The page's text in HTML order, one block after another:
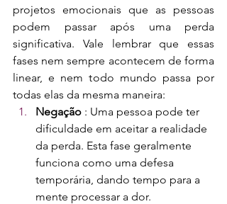
projetos emocionais que as pessoas
podem passar após uma perda
significativa. Vale lembrar que essas
fases nem sempre acontecem de forma
linear, e nem todo mundo passa por
todas elas da mesma maneira:
Negação : Uma pessoa pode ter
dificuldade em aceitar a realidade
da perda. Esta fase geralmente
funciona como uma defesa
temporária, dando tempo para a
mente processar a dor.